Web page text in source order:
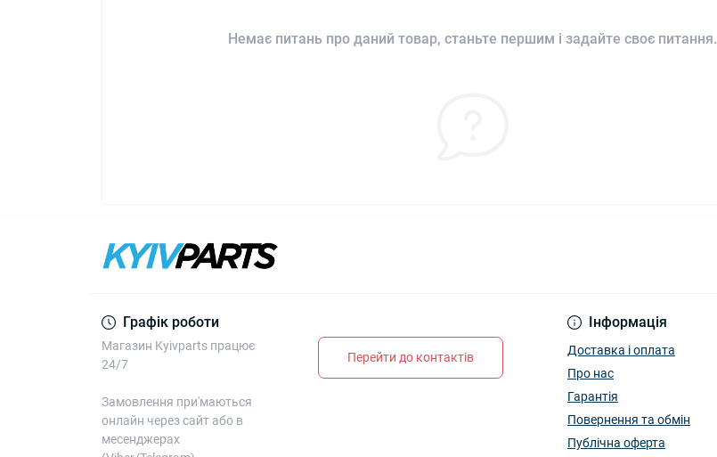
Немає питань про даний товар, станьте першим і задайте своє питання.
Графік роботи
Магазин Kyivparts працює
24/7
Замовлення при'маються
онлайн через сайт або в
месенджерах
Перейти до контактів
Інформація
Доставка і оплата
Про нас
Гарантія
Повернення та обмін
Публічна оферта